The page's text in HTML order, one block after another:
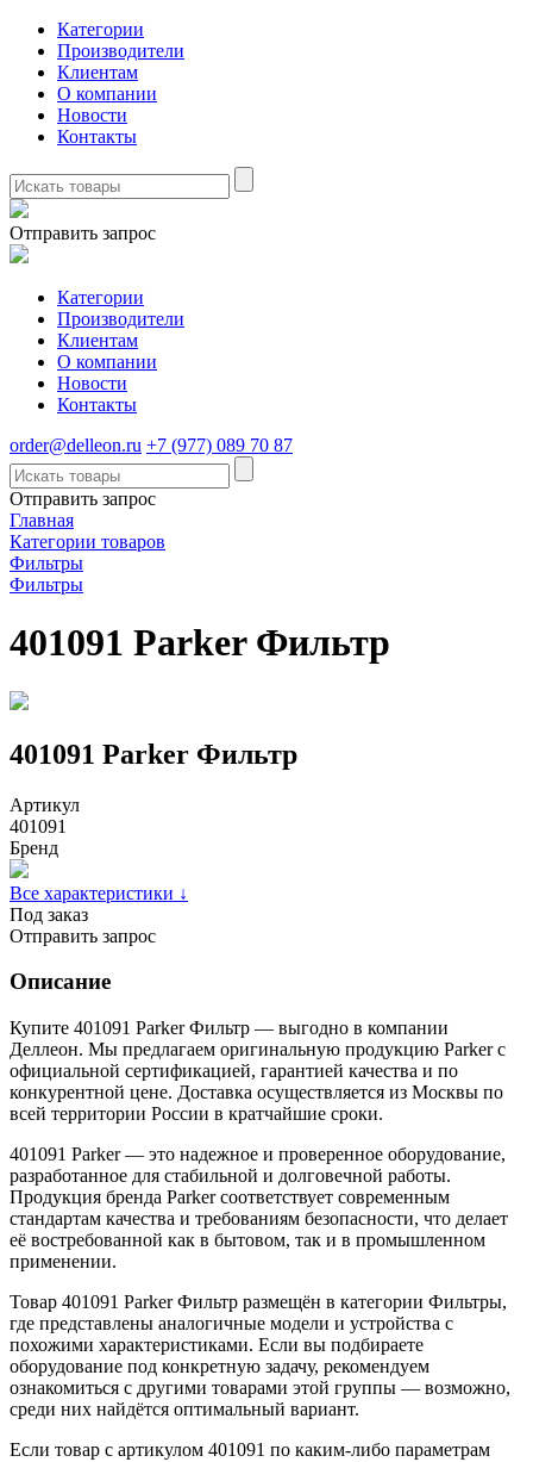
Категории
Производители
Клиентам
О компании
Новости
Контакты
Отправить запрос
Категории
Производители
Клиентам
О компании
Новости
Контакты
order@delleon.ru +7 (977) 089 70 87
Отправить запрос
Главная
Категории товаров
Фильтры
Фильтры
401091 Parker Фильтр
401091 Parker Фильтр
Артикул
401091
Бренд
Все характеристики ↓
Под заказ
Отправить запрос
Описание
Купите 401091 Parker Фильтр — выгодно в компании
Деллеон. Мы предлагаем оригинальную продукцию Parker с
официальной сертификацией, гарантией качества и по
конкурентной цене. Доставка осуществляется из Москвы по
всей территории России в кратчайшие сроки.
401091 Parker — это надежное и проверенное оборудование,
разработанное для стабильной и долговечной работы.
Продукция бренда Parker соответствует современным
стандартам качества и требованиям безопасности, что делает
её востребованной как в бытовом, так и в промышленном
применении.
Товар 401091 Parker Фильтр размещён в категории Фильтры,
где представлены аналогичные модели и устройства с
похожими характеристиками. Если вы подбираете
оборудование под конкретную задачу, рекомендуем
ознакомиться с другими товарами этой группы — возможно,
среди них найдётся оптимальный вариант.
Если товар с артикулом 401091 по каким-либо параметрам